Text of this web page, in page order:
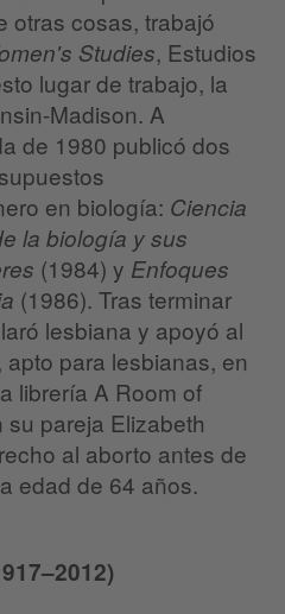
otras cosas, trabajó
Studies, Estudios
lugar de trabajo, la
Madison. A
de 1980 publicó dos
en biología: Ciencia
la biología y sus
(1984) y Enfoques
(1986). Tras terminar
lesbiana y apoyó al
para lesbianas, en
librería A Room of
pareja Elizabeth
al aborto antes de
edad de 64 años.